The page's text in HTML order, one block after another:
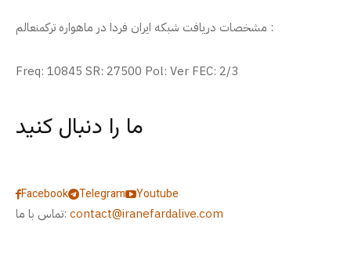
مشخصات دریافت شبکه ایران فردا در ماهواره ترکمنعالم :
Freq: 10845 SR: 27500 Pol: Ver FEC: 2/3
ما را دنبال کنید
Facebook Telegram
Youtube
تماس با ما: contact@iranefardalive.com